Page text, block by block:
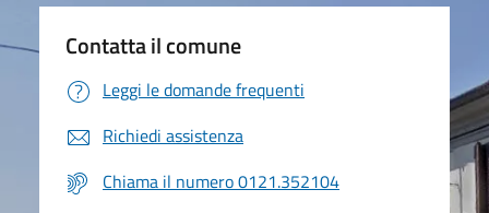
Contatta il comune
Leggi le domande frequenti
Richiedi assistenza
Chiama il numero 0121.352104